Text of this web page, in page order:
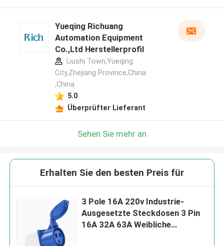
Yueqing Richuang
Automation Equipment
Co.,Ltd Herstellerprofil
Liushi Town,Yueqing
City,Zhejiang Province,China
,China
5.0
Überprüfter Lieferant
Sehen Sie mehr an
Erhalten Sie den besten Preis für
3 Pole 16A 220v Industrie-
Ausgesetzte Steckdosen 3 Pin
16A 32A 63A Weibliche